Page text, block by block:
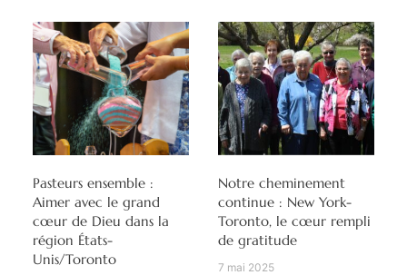
Pasteurs ensemble :
Aimer avec le grand
cœur de Dieu dans la
région États-
Unis/Toronto
Notre cheminement
continue : New York-
Toronto, le cœur rempli
de gratitude
7 mai 2025